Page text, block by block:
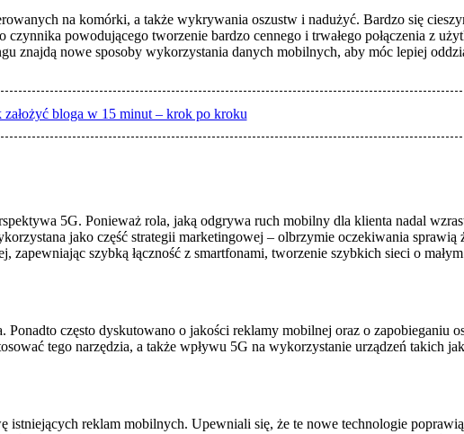
na komórki, a także wykrywania oszustw i nadużyć. Bardzo się
powodującego tworzenie bardzo cennego i trwałego połączenia z
znajdą nowe sposoby wykorzystania danych mobilnych, aby móc lepiej
założyć bloga w 15 minut – krok po kroku
5G. Ponieważ rola, jaką odgrywa ruch mobilny dla klienta nadal
jako część strategii marketingowej – olbrzymie oczekiwania sprawią
szybką łączność z smartfonami, tworzenie szybkich sieci o
często dyskutowano o jakości reklamy mobilnej oraz o zapobieganiu
tego narzędzia, a także wpływu 5G na wykorzystanie urządzeń takich
reklam mobilnych. Upewniali się, że te nowe technologie